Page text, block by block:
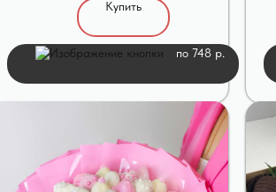
Купить
по 748 р.